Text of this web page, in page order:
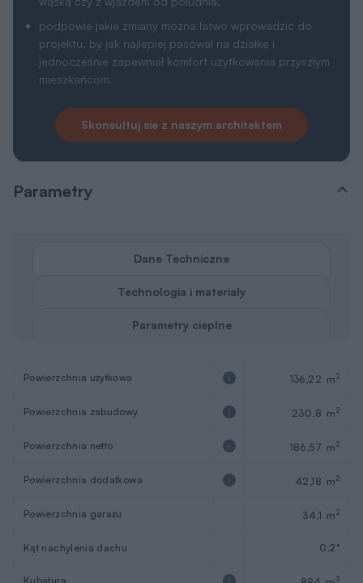
podpowie jakie zmiany można łatwo wprowadzić do
projektu, by jak najlepiej pasował na działkę i
jednocześnie zapewniał komfort użytkowania przyszłym
mieszkańcom.
Skonsultuj sie z naszym architektem
Parametry
Dane Techniczne
Technologia i materiały
Parametry cieplne
Powierzchnia użytkowa 136,22 m2
Powierzchnia zabudowy 230,8 m2
Powierzchnia netto 186,57 m2
Powierzchnia dodatkowa 42,18 m2
Powierzchnia garażu 34,1 m2
Kąt nachylenia dachu 0,2°
Kubatura 3